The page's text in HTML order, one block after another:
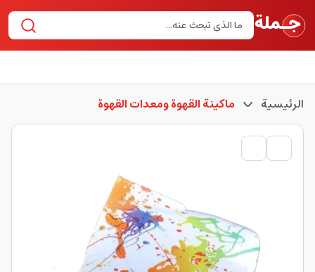
الرئيسية ماكينة القهوة ومعدات القهوة